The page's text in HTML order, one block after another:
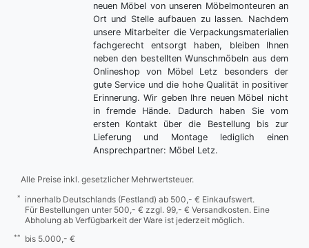
neuen Möbel von unseren Möbelmonteuren an
Ort und Stelle aufbauen zu lassen. Nachdem
unsere Mitarbeiter die Verpackungsmaterialien
fachgerecht entsorgt haben, bleiben Ihnen
neben den bestellten Wunschmöbeln aus dem
Onlineshop von Möbel Letz besonders der
gute Service und die hohe Qualität in positiver
Erinnerung. Wir geben Ihre neuen Möbel nicht
in fremde Hände. Dadurch haben Sie vom
ersten Kontakt über die Bestellung bis zur
Lieferung und Montage lediglich einen
Ansprechpartner: Möbel Letz.
Alle Preise inkl. gesetzlicher Mehrwertsteuer.
*
innerhalb Deutschlands (Festland) ab 500,- € Einkaufswert.
Für Bestellungen unter 500,- € zzgl. 99,- € Versandkosten. Eine
Abholung ab Verfügbarkeit der Ware ist jederzeit möglich.
** bis 5.000,- €